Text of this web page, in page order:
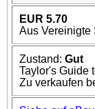
EUR 5.70
Aus Vereinigte
Zustand: Gut
Taylor's Guide
Zu verkaufen